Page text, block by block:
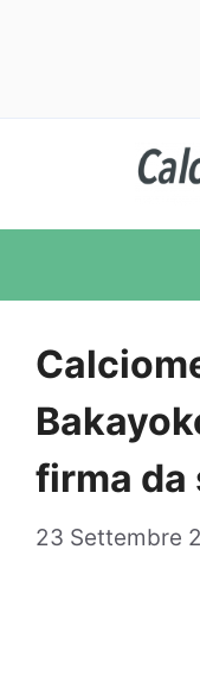
contenuto
firma
23 Settembre